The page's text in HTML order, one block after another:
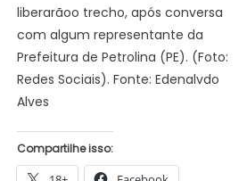
liberarãoo trecho, após conversa
com algum representante da
Prefeitura de Petrolina (PE). (Foto:
Redes Sociais). Fonte: Edenalvdo
Alves
Compartilhe isso: